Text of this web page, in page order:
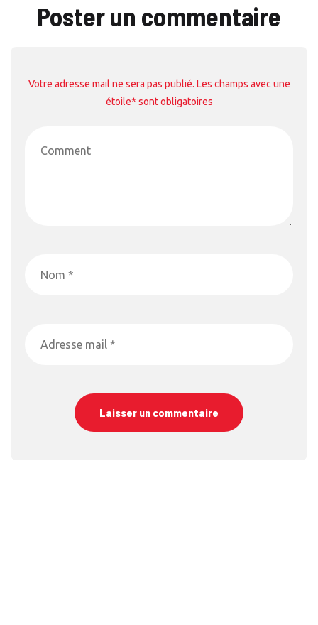
Poster un commentaire
Votre adresse mail ne sera pas publié. Les champs avec une
étoile* sont obligatoires